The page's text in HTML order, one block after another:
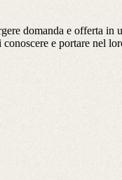
domanda e offerta in
e portare nel